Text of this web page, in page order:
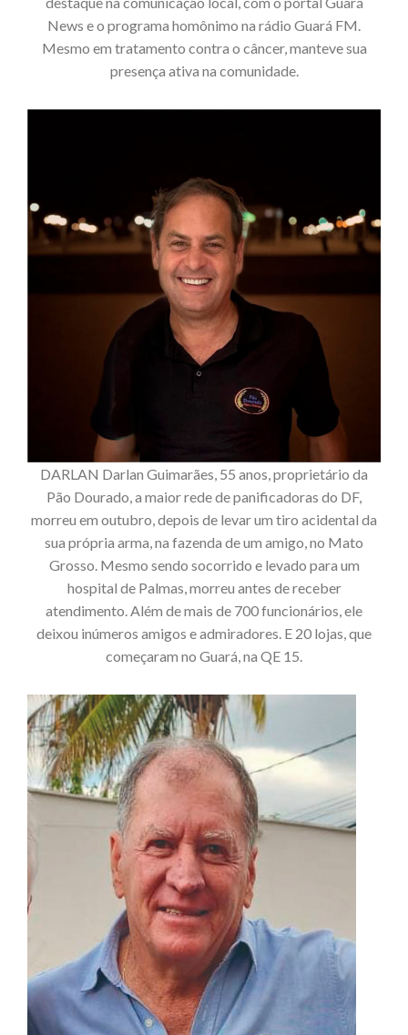
News e o programa homônimo na rádio Guará FM.
Mesmo em tratamento contra o câncer, manteve sua
presença ativa na comunidade.
DARLAN Darlan Guimarães, 55 anos, proprietário da
Pão Dourado, a maior rede de panificadoras do DF,
morreu em outubro, depois de levar um tiro acidental da
sua própria arma, na fazenda de um amigo, no Mato
Grosso. Mesmo sendo socorrido e levado para um
hospital de Palmas, morreu antes de receber
atendimento. Além de mais de 700 funcionários, ele
deixou inúmeros amigos e admiradores. E 20 lojas, que
começaram no Guará, na QE 15.